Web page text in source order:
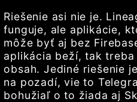
Riešenie asi nie je.
funguje, ale aplikácie,
môže byť aj bez
aplikácia beží, tak
obsah. Jediné riešenie
na pozadí, vie to
bohužiaľ o to žiada aj